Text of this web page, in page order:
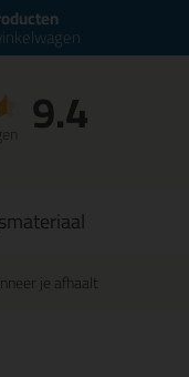
9.4
je afhaalt